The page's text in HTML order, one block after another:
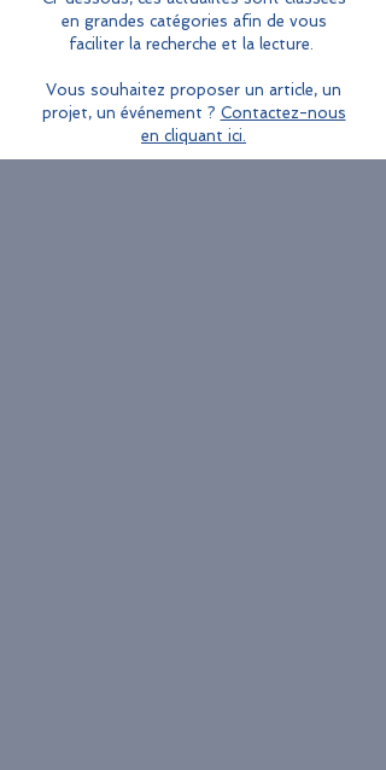
en grandes catégories afin de vous
faciliter la recherche et la lecture.
Vous souhaitez proposer un article, un
projet, un événement ? Contactez-nous
en cliquant ici.